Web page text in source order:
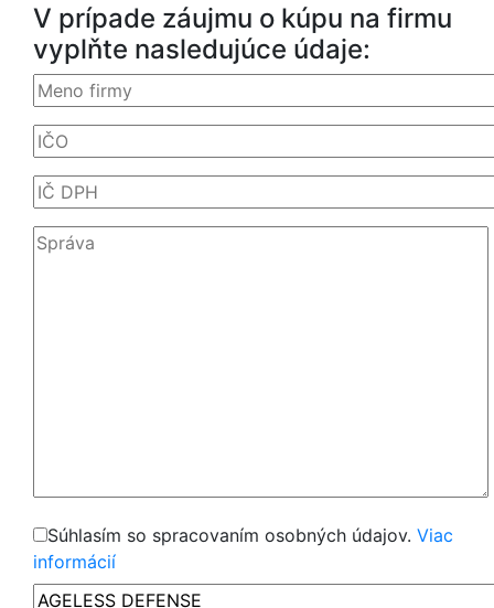
V prípade záujmu o kúpu na firmu
vyplňte nasledujúce údaje:
Súhlasím so spracovaním osobných údajov. Viac
informácií